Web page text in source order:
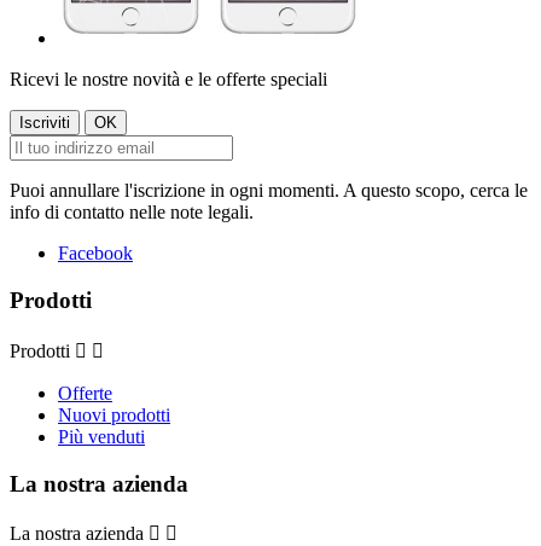
Ricevi le nostre novità e le offerte speciali
Puoi annullare l'iscrizione in ogni momenti. A questo scopo, cerca le
info di contatto nelle note legali.
Facebook
Prodotti
Prodotti  
Offerte
Nuovi prodotti
Più venduti
La nostra azienda
La nostra azienda  